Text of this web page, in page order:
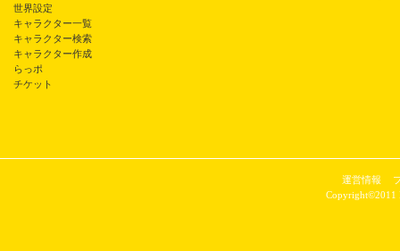
世界設定
キャラクター一覧
キャラクター検索
キャラクター作成
らっポ
チケット
運営情報
Copyright©2011